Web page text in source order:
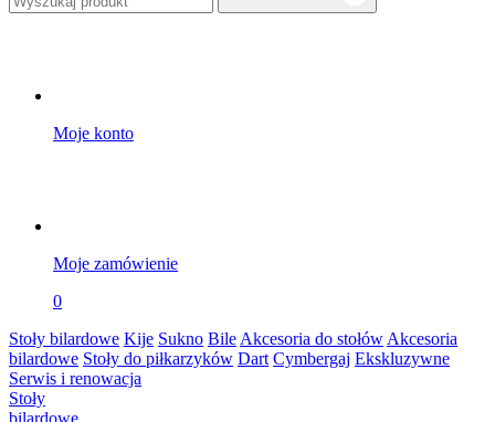
Moje konto
Moje zamówienie
0
Stoły bilardowe Kije Sukno Bile Akcesoria do stołów Akcesoria
bilardowe Stoły do piłkarzyków Dart Cymbergaj Ekskluzywne
Serwis i renowacja
Stoły
bilardowe